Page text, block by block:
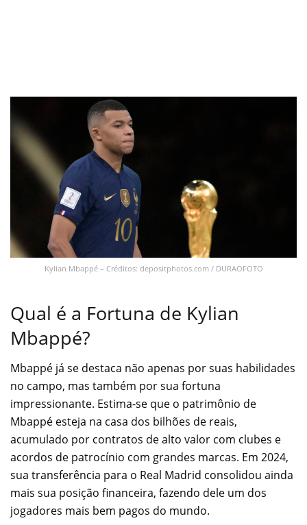
Kylian Mbappé – Créditos: depositphotos.com / DURAOFOTO
Qual é a Fortuna de Kylian
Mbappé?
Mbappé já se destaca não apenas por suas habilidades
no campo, mas também por sua fortuna
impressionante. Estima-se que o patrimônio de
Mbappé esteja na casa dos bilhões de reais,
acumulado por contratos de alto valor com clubes e
acordos de patrocínio com grandes marcas. Em 2024,
sua transferência para o Real Madrid consolidou ainda
mais sua posição financeira, fazendo dele um dos
jogadores mais bem pagos do mundo.